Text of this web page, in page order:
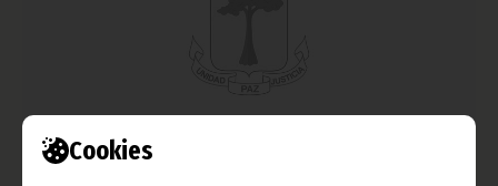
Cookies
La Ministra de Cultura en la prensa internacional